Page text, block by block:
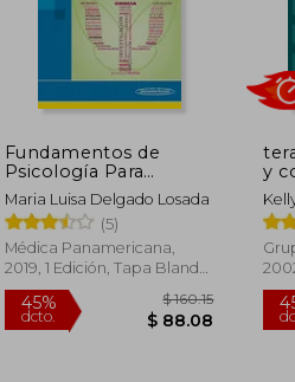
Fundamentos de
Psicología Para
Ciencias Sociales y de
la Salud + Versión
Digital
Maria Luisa Delgado Losada
(5)
Médica Panamericana,
2019, 1 Edición, Tapa Blanda,
Nuevo
y